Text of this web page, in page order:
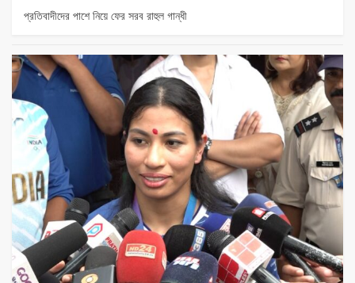
প্রতিবাদীদের পাশে নিয়ে ফের সরব রাহুল গান্ধী